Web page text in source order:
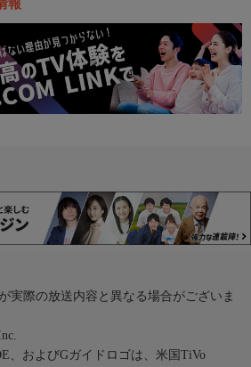
報
実際の放送内容と異なる場合がございま
、およびGガイドロゴは、米国TiVo